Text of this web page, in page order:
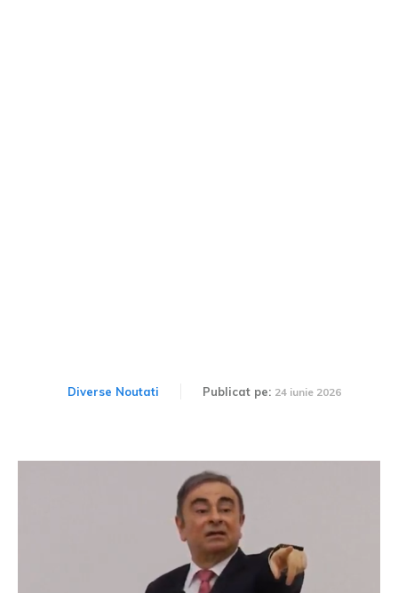
Diverse Noutati Publicat pe: 24 iunie 2026